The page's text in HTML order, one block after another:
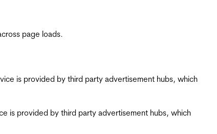
page loads.
is provided by third party advertisement hubs, which
is provided by third party advertisement hubs, which